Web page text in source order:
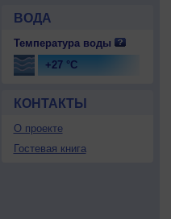
ВОДА
Температура воды
+27 °C
КОНТАКТЫ
О проекте
Гостевая книга